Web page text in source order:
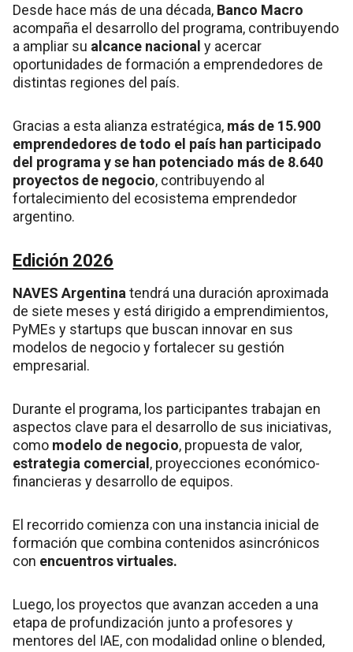
Desde hace más de una década, Banco Macro
acompaña el desarrollo del programa, contribuyendo
a ampliar su alcance nacional y acercar
oportunidades de formación a emprendedores de
distintas regiones del país.
Gracias a esta alianza estratégica, más de 15.900
emprendedores de todo el país han participado
del programa y se han potenciado más de 8.640
proyectos de negocio, contribuyendo al
fortalecimiento del ecosistema emprendedor
argentino.
Edición 2026
NAVES Argentina tendrá una duración aproximada
de siete meses y está dirigido a emprendimientos,
PyMEs y startups que buscan innovar en sus
modelos de negocio y fortalecer su gestión
empresarial.
Durante el programa, los participantes trabajan en
aspectos clave para el desarrollo de sus iniciativas,
como modelo de negocio, propuesta de valor,
estrategia comercial, proyecciones económico-
financieras y desarrollo de equipos.
El recorrido comienza con una instancia inicial de
formación que combina contenidos asincrónicos
con encuentros virtuales.
Luego, los proyectos que avanzan acceden a una
etapa de profundización junto a profesores y
mentores del IAE, con modalidad online o blended,